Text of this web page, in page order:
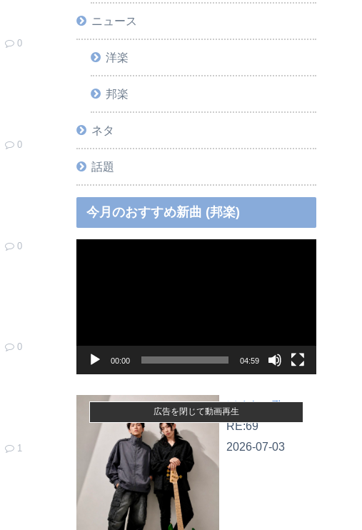
0
0
0
0
1
ニュース
洋楽
邦楽
ネタ
話題
今月のおすすめ新曲 (邦楽)
ー
00:00 04:59
ぼくらの歌
RE:69
2026-07-03
広告を閉じて動画再生